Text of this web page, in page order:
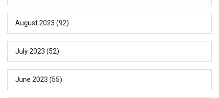
August 2023 (92)
July 2023 (52)
June 2023 (55)